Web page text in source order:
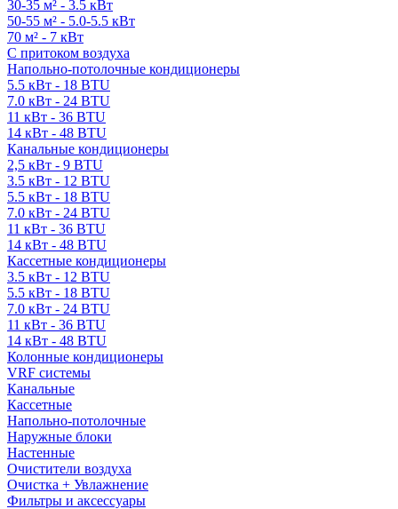
30-35 м² - 3.5 кВт
50-55 м² - 5.0-5.5 кВт
70 м² - 7 кВт
С притоком воздуха
Напольно-потолочные кондиционеры
5.5 кВт - 18 BTU
7.0 кВт - 24 BTU
11 кВт - 36 BTU
14 кВт - 48 BTU
Канальные кондиционеры
2,5 кВт - 9 BTU
3.5 кВт - 12 BTU
5.5 кВт - 18 BTU
7.0 кВт - 24 BTU
11 кВт - 36 BTU
14 кВт - 48 BTU
Кассетные кондиционеры
3.5 кВт - 12 BTU
5.5 кВт - 18 BTU
7.0 кВт - 24 BTU
11 кВт - 36 BTU
14 кВт - 48 BTU
Колонные кондиционеры
VRF системы
Канальные
Кассетные
Напольно-потолочные
Наружные блоки
Настенные
Очистители воздуха
Очистка + Увлажнение
Фильтры и аксессуары